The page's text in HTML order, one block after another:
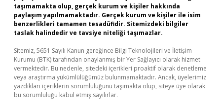
taşımamakta olup, gerçek kurum ve kişiler hakkında
paylaşım yapılmamaktadır. Gerçek kurum ve kişiler ile isim
benzerlikleri tamamen tesadüfidir. Sitemizdeki bilgiler
taslak halindedir ve tavsiye niteliği taşımazlar.
Sitemiz, 5651 Sayılı Kanun gereğince Bilgi Teknolojileri ve İletişim
Kurumu (BTK) tarafından onaylanmış bir Yer Sağlayıcı olarak hizmet
vermektedir. Bu nedenle, sitedeki içerikleri proaktif olarak denetleme
veya araştırma yükümlülüğümüz bulunmamaktadır. Ancak, üyelerimiz
yazdıkları içeriklerin sorumluluğunu taşımakta olup, siteye üye olarak
bu sorumluluğu kabul etmiş sayılırlar.